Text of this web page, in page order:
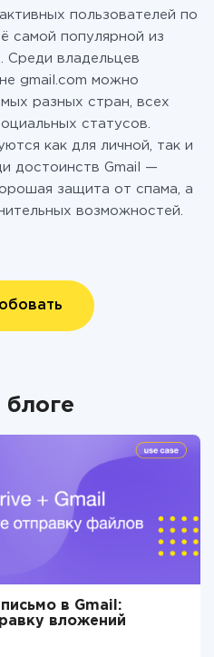
пользователей по
самой популярной из
Среди владельцев
gmail.com можно
разных стран, всех
статусов.
как для личной, так и
достоинств Gmail —
защита от спама, а
возможностей.
блоге
в Gmail:
вложений